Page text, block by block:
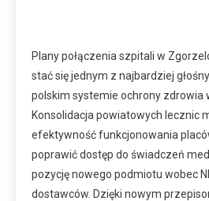
Plany połączenia szpitali w
stać się jednym z najbardziej
polskim systemie ochrony zdrowia
Konsolidacja powiatowych lecznic
efektywność funkcjonowania
poprawić dostęp do świadczeń
pozycję nowego podmiotu wobec
dostawców. Dzięki nowym